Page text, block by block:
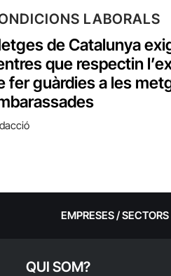
LABORALS
de Catalunya
que respectin
fer guàrdies a les
EMPRESES / SECTORS
QUI SOM?